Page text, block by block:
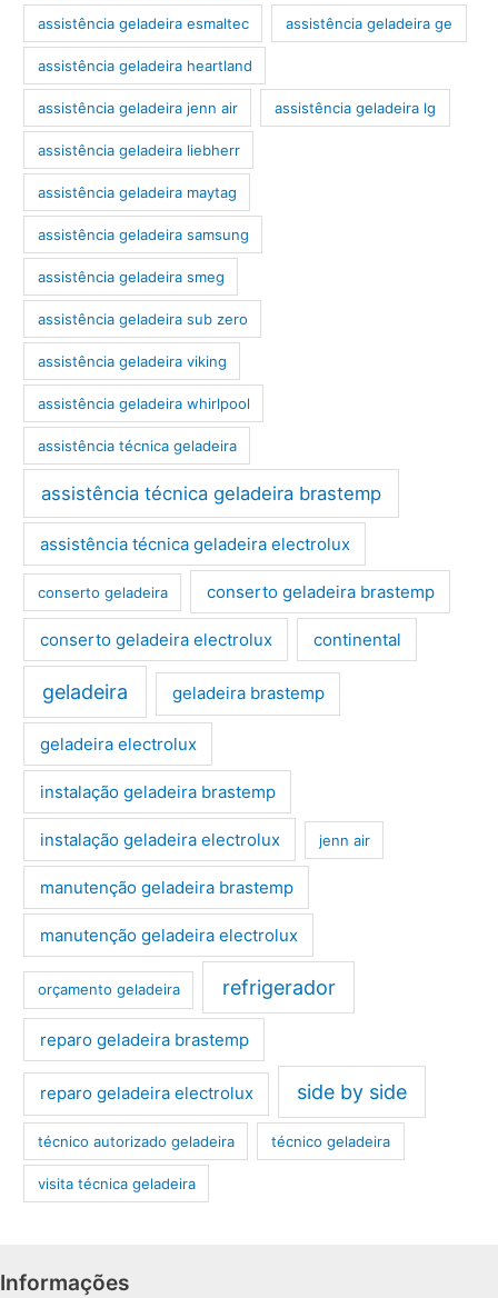
assistência geladeira esmaltec assistência geladeira ge
assistência geladeira heartland
assistência geladeira jenn air assistência geladeira lg
assistência geladeira liebherr
assistência geladeira maytag
assistência geladeira samsung
assistência geladeira smeg
assistência geladeira sub zero
assistência geladeira viking
assistência geladeira whirlpool
assistência técnica geladeira
assistência técnica geladeira brastemp
assistência técnica geladeira electrolux
conserto geladeira conserto geladeira brastemp
conserto geladeira electrolux continental
geladeira geladeira brastemp
geladeira electrolux
instalação geladeira brastemp
instalação geladeira electrolux jenn air
manutenção geladeira brastemp
manutenção geladeira electrolux
orçamento geladeira refrigerador
reparo geladeira brastemp
reparo geladeira electrolux side by side
técnico autorizado geladeira técnico geladeira
visita técnica geladeira
Informações